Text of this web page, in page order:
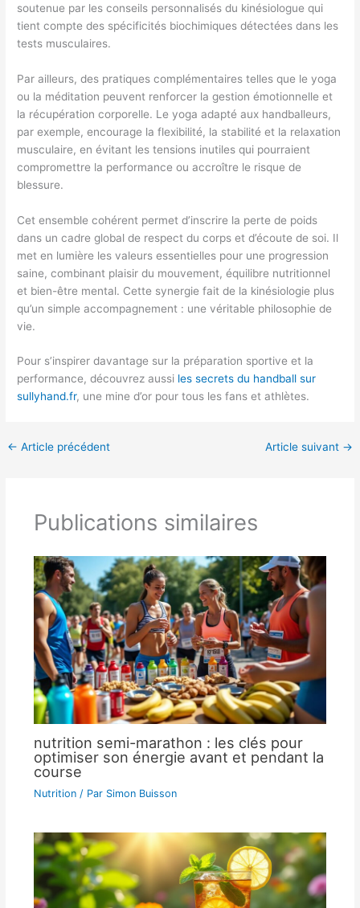
soutenue par les conseils personnalisés du kinésiologue qui
tient compte des spécificités biochimiques détectées dans les
tests musculaires.
Par ailleurs, des pratiques complémentaires telles que le yoga
ou la méditation peuvent renforcer la gestion émotionnelle et
la récupération corporelle. Le yoga adapté aux handballeurs,
par exemple, encourage la flexibilité, la stabilité et la relaxation
musculaire, en évitant les tensions inutiles qui pourraient
compromettre la performance ou accroître le risque de
blessure.
Cet ensemble cohérent permet d’inscrire la perte de poids
dans un cadre global de respect du corps et d’écoute de soi. Il
met en lumière les valeurs essentielles pour une progression
saine, combinant plaisir du mouvement, équilibre nutritionnel
et bien-être mental. Cette synergie fait de la kinésiologie plus
qu’un simple accompagnement : une véritable philosophie de
vie.
Pour s’inspirer davantage sur la préparation sportive et la
performance, découvrez aussi les secrets du handball sur
sullyhand.fr, une mine d’or pour tous les fans et athlètes.
← Article précédent Article suivant →
Publications similaires
nutrition semi-marathon : les clés pour
optimiser son énergie avant et pendant la
course
Nutrition/ Par Simon Buisson